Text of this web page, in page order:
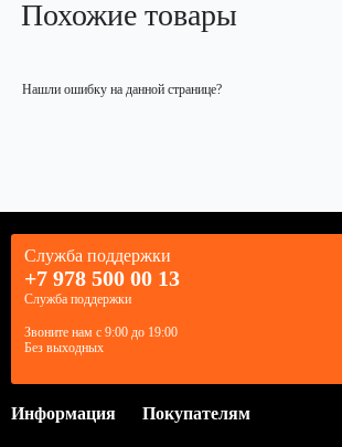
Похожие товары
Нашли ошибку на данной странице?
Служба поддержки
+7 978 500 00 13
Служба поддержки
Звоните нам с 9:00 до 19:00
Без выходных
Информация Покупателям